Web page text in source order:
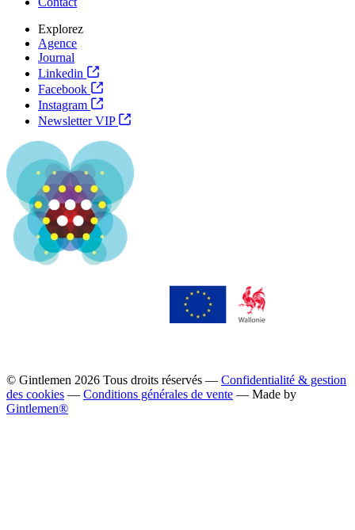
Explorez
Agence
Journal
Linkedin
Facebook
Instagram
Newsletter VIP
© Gintlemen 2026 Tous droits réservés — Confidentialité & gestion
des cookies — Conditions générales de vente — Made by
Gintlemen®